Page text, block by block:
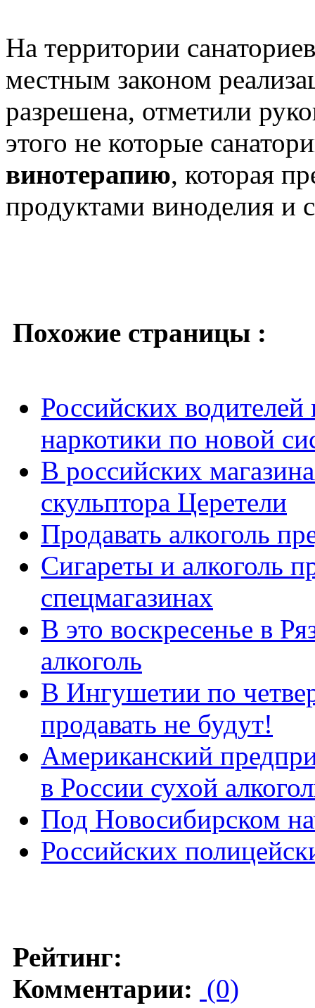
На территории
местным законом
разрешена, отметили
этого не которые
винотерапию, которая
продуктами виноделия и
Похожие страницы :
Российских водителей
наркотики по новой
В российских
скульптора Церетели
Продавать алкоголь
Сигареты и алкоголь
спецмагазинах
В это воскресенье в
алкоголь
В Ингушетии по
продавать не будут!
Американский
в России сухой
Под Новосибирском
Российских
Рейтинг:
Комментарии: (0)